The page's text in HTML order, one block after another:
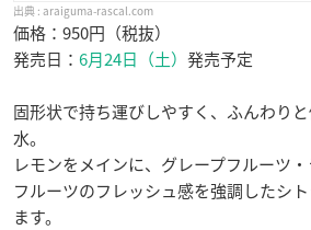
araiguma-rascal.com
価格：950円（税抜）
発売日： 6月24日（土） 発売予定
固形状で持ち運びしやすく、ふんわり
水。
レモンをメインに、グレープフルーツ
フルーツのフレッシュ感を強調したシ
ます。